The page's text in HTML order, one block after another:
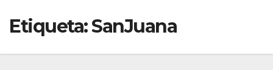
Etiqueta:SanJuana